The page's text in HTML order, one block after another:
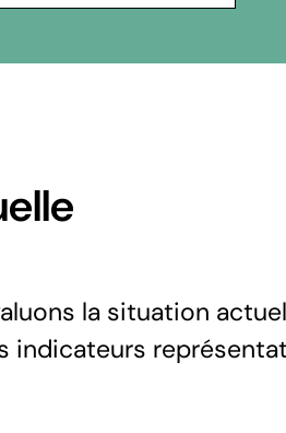
la situation
indicateurs